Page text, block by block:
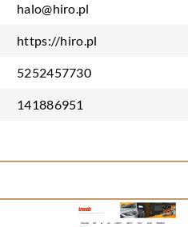
halo@hiro.pl
https://hiro.pl
5252457730
141886951